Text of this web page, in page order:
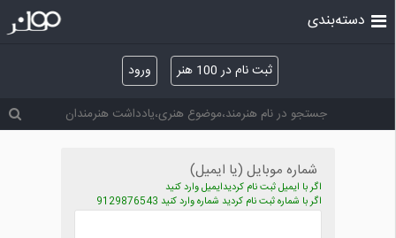
ثبت نام در 100 هنر ورود
دسته‌بندی
شماره موبایل (یا ایمیل)
اگر با ایمیل ثبت نام کردیدایمیل وارد کنید
اگر با شماره ثبت نام کردید شماره وارد کنید 9129876543